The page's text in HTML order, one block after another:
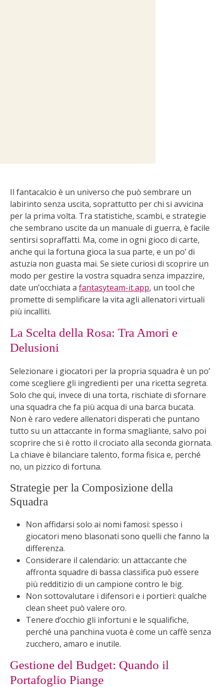
Il fantacalcio è un universo che può sembrare un
labirinto senza uscita, soprattutto per chi si avvicina
per la prima volta. Tra statistiche, scambi, e strategie
che sembrano uscite da un manuale di guerra, è facile
sentirsi sopraffatti. Ma, come in ogni gioco di carte,
anche qui la fortuna gioca la sua parte, e un po’ di
astuzia non guasta mai. Se siete curiosi di scoprire un
modo per gestire la vostra squadra senza impazzire,
date un’occhiata a fantasyteam-it.app, un tool che
promette di semplificare la vita agli allenatori virtuali
più incalliti.
La Scelta della Rosa: Tra Amori e
Delusioni
Selezionare i giocatori per la propria squadra è un po’
come scegliere gli ingredienti per una ricetta segreta.
Solo che qui, invece di una torta, rischiate di sfornare
una squadra che fa più acqua di una barca bucata.
Non è raro vedere allenatori disperati che puntano
tutto su un attaccante in forma smagliante, salvo poi
scoprire che si è rotto il crociato alla seconda giornata.
La chiave è bilanciare talento, forma fisica e, perché
no, un pizzico di fortuna.
Strategie per la Composizione della
Squadra
Non affidarsi solo ai nomi famosi: spesso i
giocatori meno blasonati sono quelli che fanno la
differenza.
Considerare il calendario: un attaccante che
affronta squadre di bassa classifica può essere
più redditizio di un campione contro le big.
Non sottovalutare i difensori e i portieri: qualche
clean sheet può valere oro.
Tenere d’occhio gli infortuni e le squalifiche,
perché una panchina vuota è come un caffè senza
zucchero, amaro e inutile.
Gestione del Budget: Quando il
Portafoglio Piange